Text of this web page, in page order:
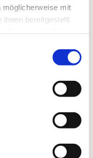
möglicherweise mit
ihnen bereitgestellt
auch